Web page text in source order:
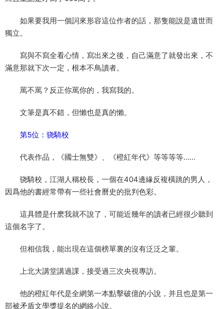
如果要我用一個詞來形容這位作者的話，那隻能說是遺世而
獨立。
寫與不寫全看心情，寫出來之後，自己滿意了就發出來，不
滿意那就下次一定，根本不鳥讀者。
罵不罵？反正你罵你的，我寫我的。
文筆是真不錯，但懶也是真的懶。
第5位：骁騎校
代表作品，《國士無雙》、《橙紅年代》等等等等……
骁騎校，江湖人稱校長，一個在404邊緣反複橫跳的男人，
因爲他的書經常帶有一些社會曆史的批判色彩。
這具體是什麽我就不說了，可能近幾年的讀者已經很少聽到
這個名字了。
但相信我，能出現在這個榜單裏的沒有泛泛之輩。
上北大講堂講過課，接受過三次央視專訪。
他的橙紅年代是全網第一本點擊破億的小說，并且也是第一
部被矛盾文學獎提名的網絡小說。